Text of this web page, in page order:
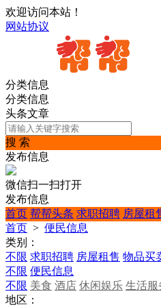
欢迎访问本站！
网站协议
分类信息
分类信息
头条文章
搜 索
发布信息
微信扫一扫打开
发布信息
首页 帮帮头条 求职招聘 房屋租
首页 > 便民信息
类别：
不限 求职招聘 房屋租售 物品买
不限 便民信息
不限 美食 酒店 休闲娱乐 生活服
地区：